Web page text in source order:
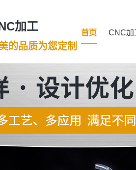
加工
的品质为您定制
首页 CNC加